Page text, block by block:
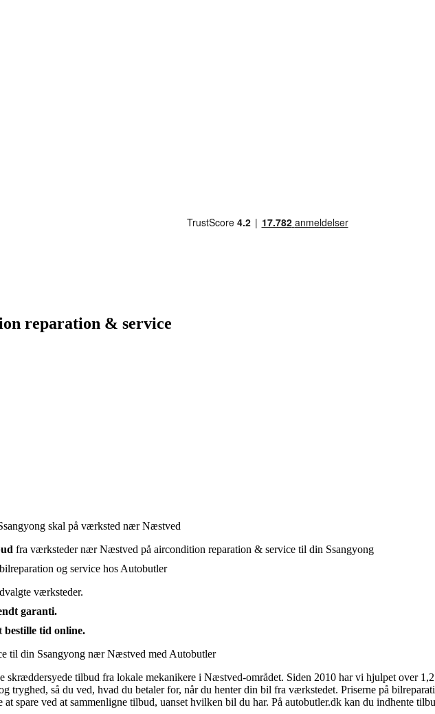
reparation & service
skal på værksted nær Næstved
fra værksteder nær Næstved på aircondition reparation & service til din Ssangyong
og service hos Autobutler
værksteder.
garanti.
bestille tid online.
til din Ssangyong nær Næstved med Autobutler
tilbud fra lokale mekanikere i Næstved-området. Siden 2010 har vi hjulpet over
tryghed, så du ved, hvad du betaler for, når du henter din bil fra værkstedet. Priserne på
spare ved at sammenligne tilbud, uanset hvilken bil du har. På autobutler.dk kan du indhente